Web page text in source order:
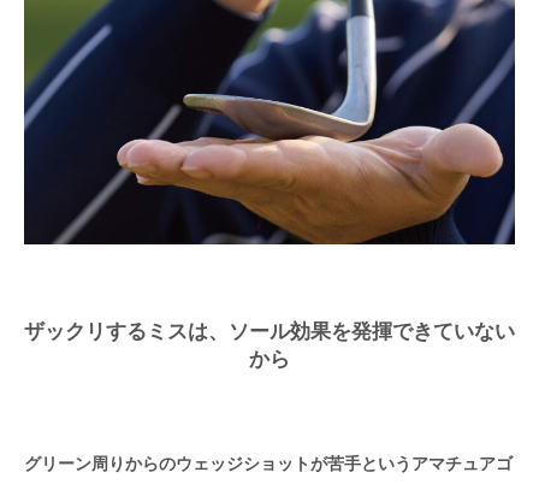
ザックリするミスは、ソール効果を発揮できていない
から
グリーン周りからのウェッジショットが苦手というアマチュアゴ